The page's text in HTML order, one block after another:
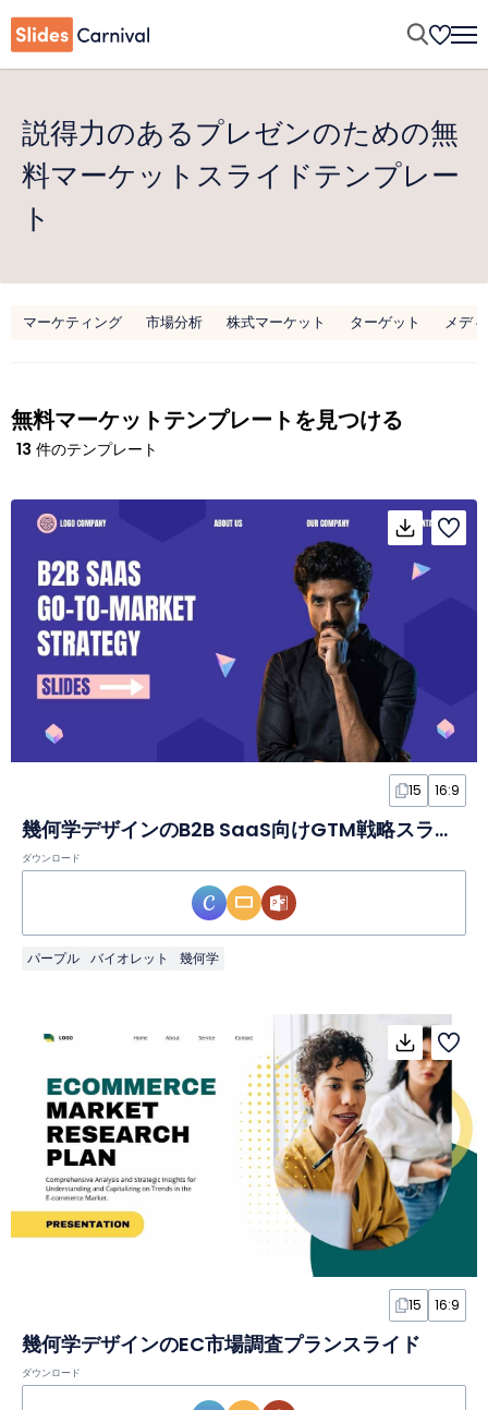
説得力のあるプレゼンのための無
料マーケットスライドテンプレー
ト
マーケティング 市場分析 株式マーケット ターゲット メデ
無料マーケットテンプレートを見つける
13 件のテンプレート
15 16:9
幾何学デザインのB2B SaaS向けGTM戦略スライド
ダウンロード
パープル バイオレット 幾何学
15 16:9
幾何学デザインのEC市場調査プランスライド
ダウンロード